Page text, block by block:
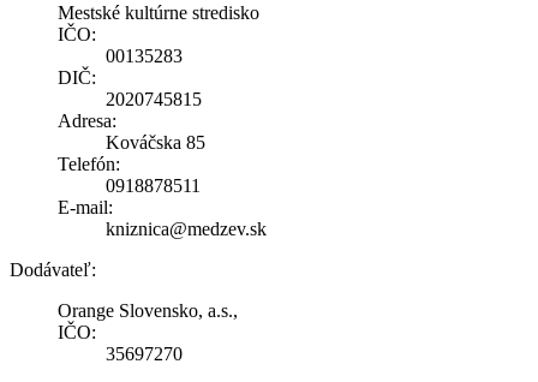
Mestské kultúrne stredisko
IČO:
00135283
DIČ:
2020745815
Adresa:
Kováčska 85
Telefón:
0918878511
E-mail:
kniznica@medzev.sk
Dodávateľ:
Orange Slovensko, a.s.,
IČO:
35697270